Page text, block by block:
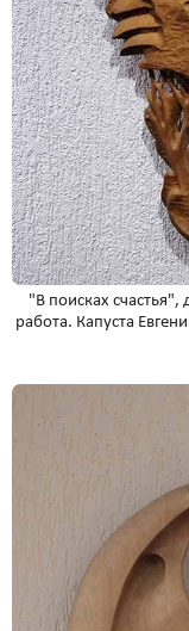
"В поисках
работа. Капуста